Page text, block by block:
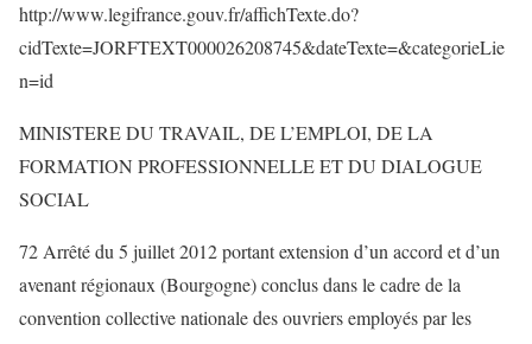
http://www.legifrance.gouv.fr/affichTexte.do?
cidTexte=JORFTEXT000026208745&dateTexte=&categorieLie
n=id
MINISTERE DU TRAVAIL, DE L’EMPLOI, DE LA
FORMATION PROFESSIONNELLE ET DU DIALOGUE
SOCIAL
72 Arrêté du 5 juillet 2012 portant extension d’un accord et d’un
avenant régionaux (Bourgogne) conclus dans le cadre de la
convention collective nationale des ouvriers employés par les